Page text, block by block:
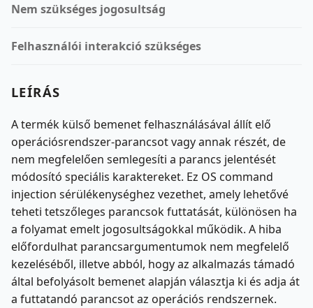
Nem szükséges jogosultság
Felhasználói interakció szükséges
LEÍRÁS
A termék külső bemenet felhasználásával állít elő
operációsrendszer-parancsot vagy annak részét, de
nem megfelelően semlegesíti a parancs jelentését
módosító speciális karaktereket. Ez OS command
injection sérülékenységhez vezethet, amely lehetővé
teheti tetszőleges parancsok futtatását, különösen ha
a folyamat emelt jogosultságokkal működik. A hiba
előfordulhat parancsargumentumok nem megfelelő
kezeléséből, illetve abból, hogy az alkalmazás támadó
által befolyásolt bemenet alapján választja ki és adja át
a futtatandó parancsot az operációs rendszernek.